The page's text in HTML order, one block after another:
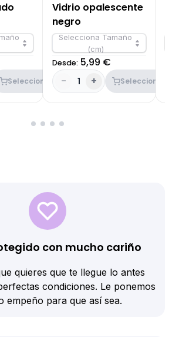
Seleccionar
Vidrio opalescente
negro
Selecciona Tamaño
(cm)
Desde: 5,99 €
-
1 + Seleccionar
con mucho cariño
quieres que te llegue lo antes
condiciones. Le ponemos
empeño para que así sea.